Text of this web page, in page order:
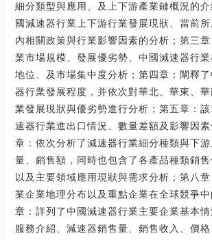
細分類型與應用、及上下游產業鏈概況的
國減速器行業上下游行業發展現狀、當前
內相關政策與行業影響因素的分析；第三
業市場規模、發展優劣勢、中國減速器行
地位、及市場集中度分析；第四章：闡釋
器行業發展程度，并依次對華北、華東、
業發展現狀與優劣勢進行分析；第五章：
速器行業進出口情況、數量差額及影響因
章：依次分析了減速器行業細分種類與下
量、銷售額，同時也包含了各產品種類銷
以及主要領域應用現狀與需求分析；第八
業企業地理分布以及重點企業在全球競爭
章：詳列了中國減速器行業主要企業基本
服務介紹、減速器銷售量、銷售收入、價格